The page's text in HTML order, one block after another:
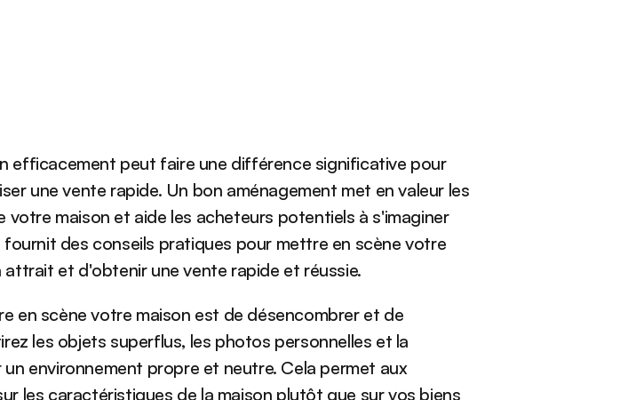
efficacement peut faire une différence significative pour
une vente rapide. Un bon aménagement met en valeur les
votre maison et aide les acheteurs potentiels à s'imaginer
des conseils pratiques pour mettre en scène votre
attrait et d'obtenir une vente rapide et réussie.
en scène votre maison est de désencombrer et de
les objets superflus, les photos personnelles et la
environnement propre et neutre. Cela permet aux
les caractéristiques de la maison plutôt que sur vos biens